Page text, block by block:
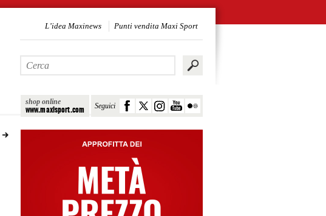
shop online
www.maxisport.com Seguici
L’idea Maxinews Punti vendita Maxi Sport